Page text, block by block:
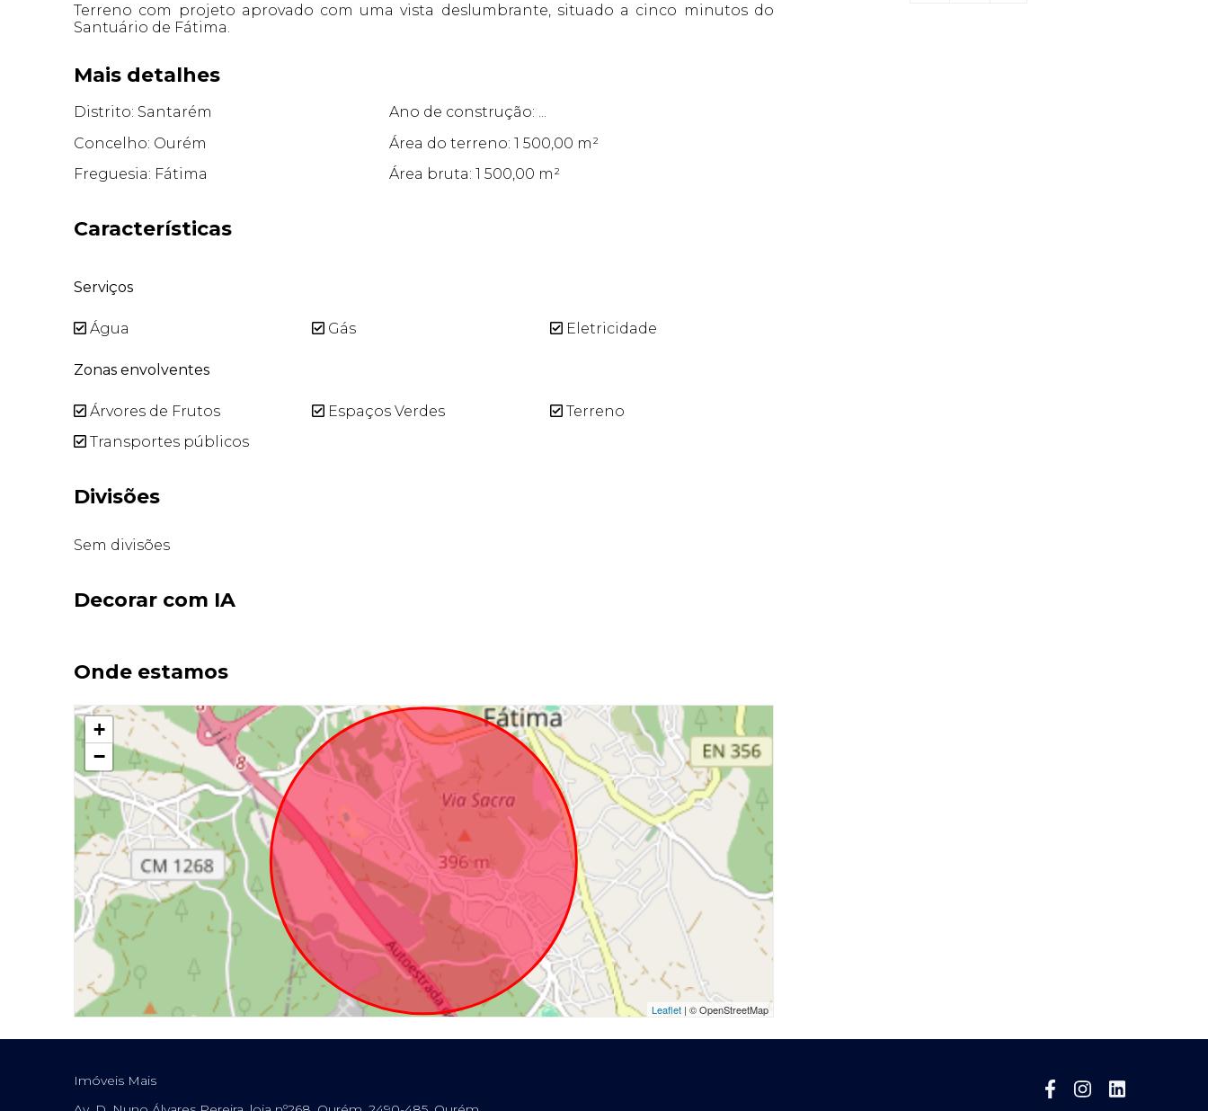
Terreno com projeto aprovado com uma vista deslumbrante, situado a cinco minutos do
Santuário de Fátima.
Mais detalhes
Distrito: Santarém
Ano de construção: ...
Concelho: Ourém
Área do terreno: 1 500,00 m²
Freguesia: Fátima
Área bruta: 1 500,00 m²
Características
Serviços
Água Gás Eletricidade
Zonas envolventes
Árvores de Frutos Espaços Verdes
Terreno
Transportes públicos
Divisões
Sem divisões
Decorar com IA
Onde estamos
+
−
Leaflet| © OpenStreetMap
Imóveis Mais